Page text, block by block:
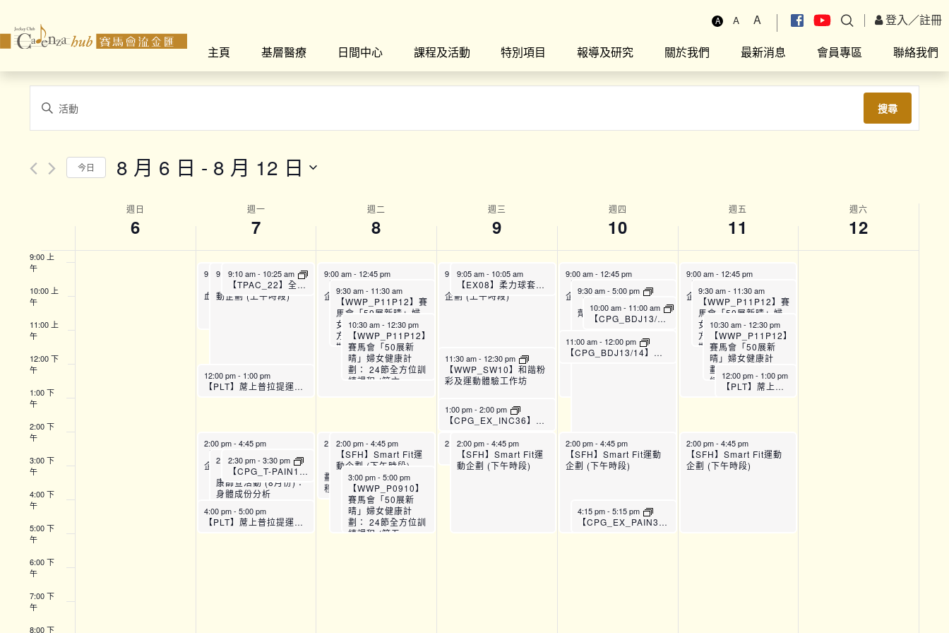
A A A 登入／註冊
主頁
基層醫療 日間中心 課程及活動 特別項目 報導及研究 關於我們 最新消息 會員專區 聯絡我們
Events
Search
and
Views
Navigation
Enter
Events
搜尋
今日 8 月 6 日 - 8 月 12 日
date.
of
Events
週日
6
週一
7
週二
8
週三
9
週四
10
週五
11
週六
12
午
4:00 上
午
午
9:00 上
午
10:00 上
午
11:00 上
午
12:00 下
午
1:00 下
午
2:00 下
午
3:00 下
午
4:00 下
午
5:00 下
午
6:00 下
午
7:00 下
午
8:00 下
9:00 am-11:00 am
【EH_C07】恆常e健樂
血壓血糖檢查
9:00 am-12:45 pm
【SFH】Smart Fit運
動企劃 (上午時段)
9:10 am- 10:25 am
【TPAC_22】全方位運動訓練班 (A班)
12:00 pm- 1:00 pm
【PLT】蓆上普拉提運動班 (A班)
2:00 pm- 4:45 pm
【SFH】Smart Fit運動
企劃 (下午時段)
2:30 pm-4:30 pm
【WWP_T36】婦女健
康篩查活動 (8月份)：
身體成份分析
2:30 pm- 3:30 pm
【CPG_T-PAIN18】痛症管理講座 (8月)
4:00 pm- 5:00 pm
【PLT】蓆上普拉提運動班 (C班)
9:00 am- 12:45 pm
【SFH】Smart Fit運動
企劃 (上午時段)
9:30 am- 11:30 am
【WWP_P11P12】賽
馬會「50展新晴」婦
女健康計劃： 24節全
方位訓練課程 (第六
期)_P11
10:30 am- 12:30 pm
【WWP_P11P12】
賽馬會「50展新
晴」婦女健康計
劃： 24節全方位訓
練課程 (第六
2:00 pm-4:00 pm
【WWP_P0910】賽馬會
「50展新晴」婦女健康計
劃： 24節全方位訓練課
程 (第五期)_P09
2:00 pm-4:45 pm
【SFH】Smart Fit運
動企劃 (下午時段)
3:00 pm-5:00 pm
【WWP_P0910】
賽馬會「50展新
晴」婦女健康計
劃： 24節全方位訓
練課程 (第五
9:00 am-12:45 pm
【SFH】Smart Fit運動
企劃 (上午時段)
9:05 am- 10:05 am
【EX08】柔力球套路班：初班 (8月)
11:30 am- 12:30 pm
【WWP_SW10】和諧粉
彩及運動體驗工作坊
1:00 pm-2:00 pm
【CPG_EX_INC36】骨盆底肌運動班 (8月)
2:00 pm-3:00 pm
【CPG_EX_M36.1-37】反應速度平衡運動班 (8月)
2:00 pm-4:45 pm
【SFH】Smart Fit運
動企劃 (下午時段)
9:00 am- 12:45 pm
【SFH】Smart Fit運動
企劃 (上午時段)
9:30 am- 5:00 pm
【CPG_PHARM】藥
劑師諮詢服務
10:00 am- 11:00 am
【CPG_BDJ13/14】八段錦 (坐式養生)
11:00 am- 12:00 pm
【CPG_BDJ13/14】八段錦 (坐式養生)
2:00 pm- 4:45 pm
【SFH】Smart Fit運動
企劃 (下午時段)
4:15 pm- 5:15 pm
【CPG_EX_PAIN36-37】運動班 – 痛症管理 (8月)
9:00 am- 12:45 pm
【SFH】Smart Fit運動
企劃 (上午時段)
9:30 am- 11:30 am
【WWP_P11P12】賽
馬會「50展新晴」婦
女健康計劃： 24節全
方位訓練課程 (第六
期)_P11
10:30 am- 12:30 pm
【WWP_P11P12】
賽馬會「50展新
晴」婦女健康計
劃： 24節全方位訓
練課程 (第六
期)_P12
12:00 pm- 1:00 pm
【PLT】蓆上普拉提運動班 (B班)
2:00 pm- 4:45 pm
【SFH】Smart Fit運動
企劃 (下午時段)